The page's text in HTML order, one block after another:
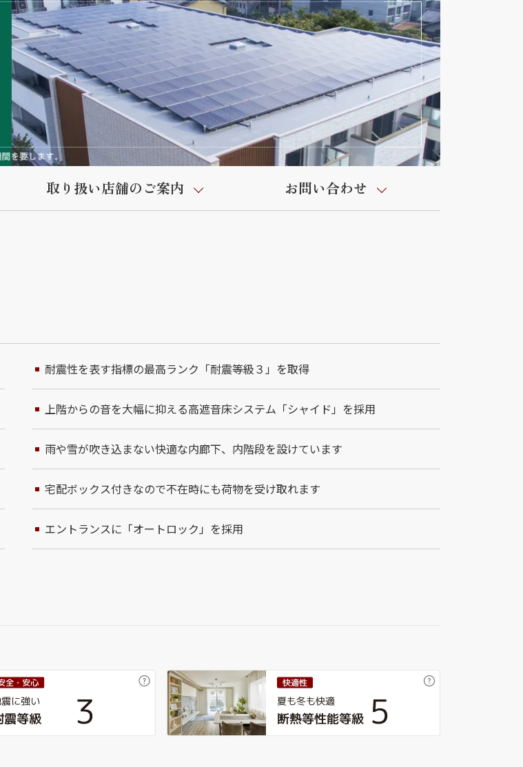
取り扱い店舗のご案内 お問い合わせ
耐震性を表す指標の最高ランク「耐震等級３」を取得
上階からの音を大幅に抑える高遮音床システム「シャイド」を採用
雨や雪が吹き込まない快適な内廊下、内階段を設けています
宅配ボックス付きなので不在時にも荷物を受け取れます
エントランスに「オートロック」を採用